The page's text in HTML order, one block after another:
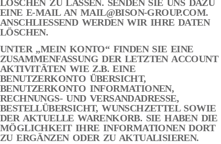
LÖSCHEN ZU LASSEN. SENDEN SIE UNS DAZU
EINE E-MAIL AN MAIL@BISON-GROUP.COM.
ANSCHLIESSEND WERDEN WIR IHRE DATEN
LÖSCHEN.
UNTER „MEIN KONTO“ FINDEN SIE EINE
ZUSAMMENFASSUNG DER LETZTEN ACCOUNT
AKTIVITÄTEN WIE Z.B. EINE
BENUTZERKONTO ÜBERSICHT,
BENUTZERKONTO INFORMATIONEN,
RECHNUNGS- UND VERSANDADRESSE,
BESTELLÜBERSICHT, WUNSCHZETTEL SOWIE
DER AKTUELLE WARENKORB. SIE HABEN DIE
MÖGLICHKEIT IHRE INFORMATIONEN DORT
ZU ERGÄNZEN ODER ZU AKTUALISIEREN.